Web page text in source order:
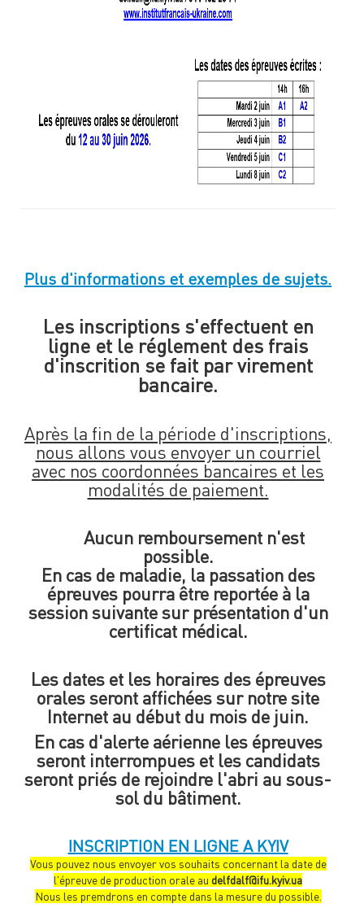
Plus d'informations et exemples de sujets.
Les inscriptions s'effectuent en
ligne et le réglement des frais
d'inscrition se fait par virement
bancaire.
Après la fin de la période d'inscriptions,
nous allons vous envoyer un courriel
avec nos coordonnées bancaires et les
modalités de paiement.
Aucun remboursement n'est
possible.
En cas de maladie, la passation des
épreuves pourra être reportée à la
session suivante sur présentation d'un
certificat médical.
Les dates et les horaires des épreuves
orales seront affichées sur notre site
Internet au début du mois de juin.
En cas d'alerte aérienne les épreuves
seront interrompues et les candidats
seront priés de rejoindre l'abri au sous-
sol du bâtiment.
INSCRIPTION EN LIGNE A KYIV
Vous pouvez nous envoyer vos souhaits concernant la date de
l'épreuve de production orale au delfdalf@ifu.kyiv.ua
Nous les premdrons en compte dans la mesure du possible.